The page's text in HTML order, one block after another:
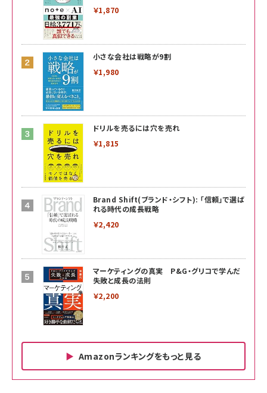
￥1,870
小さな会社は戦略が9割
￥1,980
ドリルを売るには穴を売れ
￥1,815
Brand Shift(ブランド・シフト): 「信頼」で選ば
れる時代の成長戦略
￥2,420
マーケティングの真実 P&G・グリコで学んだ
失敗と成長の法則
￥2,200
Amazonランキングをもっと見る